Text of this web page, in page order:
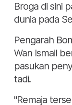
Broga di sini
dunia pada
Pengarah
Wan Ismail
pasukan
tadi.
"Remaja